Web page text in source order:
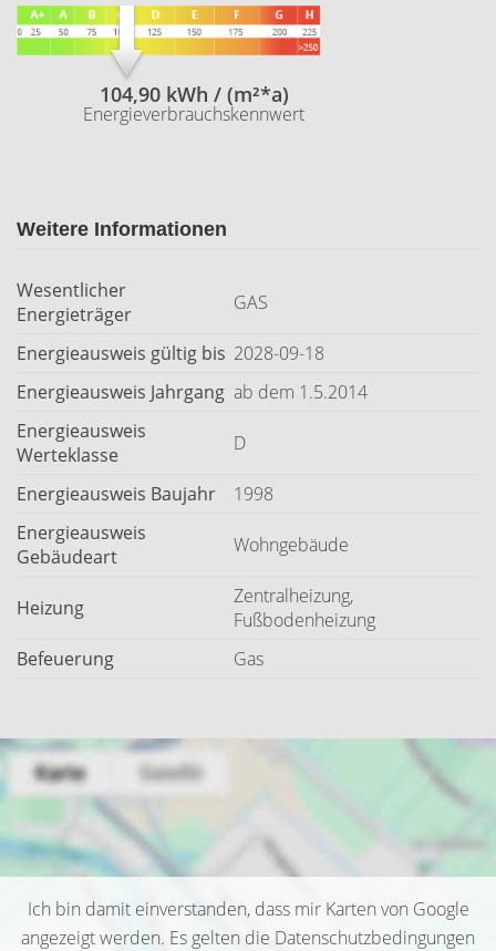
104,90 kWh / (m²*a)
Energieverbrauchskennwert
Weitere Informationen
Wesentlicher
Energieträger
GAS
Energieausweis gültig bis 2028-09-18
Energieausweis Jahrgang ab dem 1.5.2014
Energieausweis
Werteklasse
D
Energieausweis Baujahr
1998
Energieausweis
Gebäudeart
Wohngebäude
Heizung
Zentralheizung,
Fußbodenheizung
Befeuerung
Gas
Ich bin damit einverstanden, dass mir Karten von Google
angezeigt werden. Es gelten die Datenschutzbedingungen